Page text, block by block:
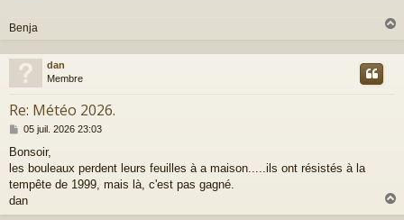
Benja
u
dan
Membre
Re: Météo 2026.
M
s
s
a
g
05 juil. 2026 23:03
Bonsoir,
les bouleaux perdent leurs feuilles à a maison.....ils ont résistés à la
tempête de 1999, mais là, c'est pas gagné.
dan
a